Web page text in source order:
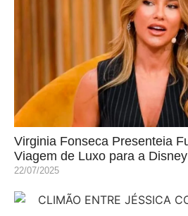
Virginia Fonseca Presenteia
Viagem de Luxo para a Disney
22/07/2025